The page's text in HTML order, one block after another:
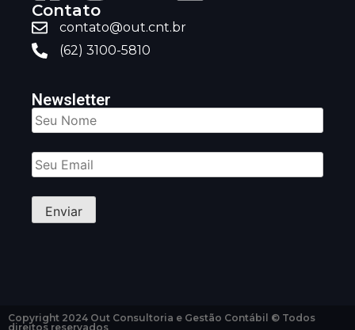
Contato
contato@out.cnt.br
(62) 3100-5810
Newsletter
Copyright 2024 Out Consultoria e Gestão Contábil © Todos
direitos reservados